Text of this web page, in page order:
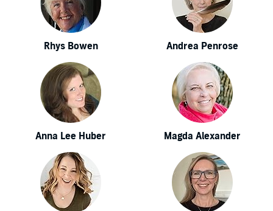
Rhys Bowen Andrea Penrose
Anna Lee Huber Magda Alexander